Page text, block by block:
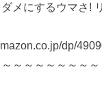
ダメにするウマさ!
dp/
～～～～～～～～